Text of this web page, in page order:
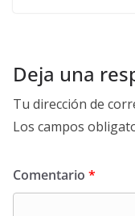
Deja una
Tu dirección de
Los campos
Comentario *